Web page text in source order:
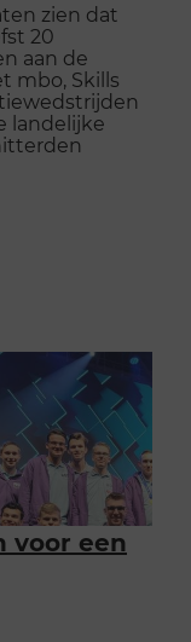
zien dat
20
aan de
mbo, Skills
landelijke
voor een